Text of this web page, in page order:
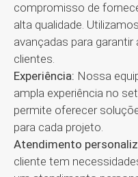
compromisso de
alta qualidade.
avançadas para
clientes.
Experiência: Nossa
ampla experiência no
permite oferecer
para cada projeto.
Atendimento
cliente tem